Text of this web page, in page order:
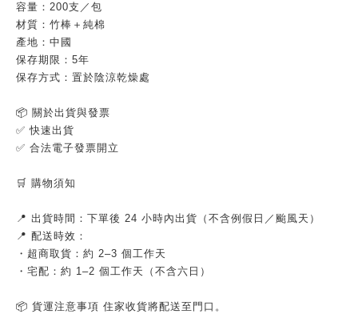
容量：200支／包
材質：竹棒＋純棉
產地：中國
保存期限：5年
保存方式：置於陰涼乾燥處
📦 關於出貨與發票
✅ 快速出貨
✅ 合法電子發票開立
🛒 購物須知
📍 出貨時間：下單後 24 小時內出貨（不含例假日／颱風天）
📍 配送時效：
・超商取貨：約 2–3 個工作天
・宅配：約 1–2 個工作天（不含六日）
📦 貨運注意事項 住家收貨將配送至門口。